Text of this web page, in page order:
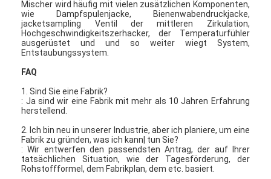
Heißluft Oven Dryer
Horizontaler Band-Mischer
Universalzerkleinerungsmaschine
Superfine Schleifmaschine
v-Art Pulvermischer
IBC-Behälter-Mischmaschine
Industrielle Schleuder
Mischer wird häufig mit vielen zusätzlichen Komponenten,
wie Dampfspulenjacke, Bienenwabendruckjacke,
jacketsampling Ventil der mittleren Zirkulation,
Hochgeschwindigkeitszerhacker, der Temperaturfühler
ausgerüstet und und so weiter wiegt System,
Entstaubungssystem.
FAQ
1. Sind Sie eine Fabrik?
: Ja sind wir eine Fabrik mit mehr als 10 Jahren Erfahrung
herstellend.
2. Ich bin neu in unserer Industrie, aber ich planiere, um eine
Fabrik zu gründen, was ich kann| tun Sie?
: Wir entwerfen den passendsten Antrag, der auf Ihrer
tatsächlichen Situation, wie der Tagesförderung, der
Rohstoffformel, dem Fabrikplan, dem etc. basiert.